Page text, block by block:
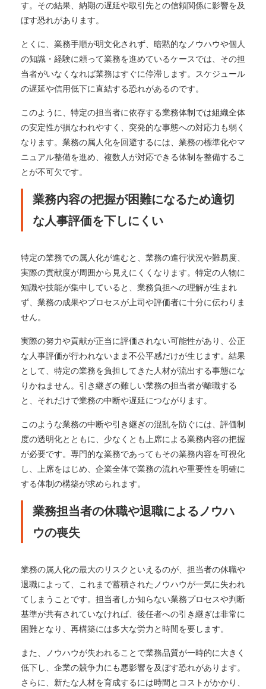
す。その結果、納期の遅延や取引先との信頼関係に影響を及
ぼす恐れがあります。
とくに、業務手順が明文化されず、暗黙的なノウハウや個人
の知識・経験に頼って業務を進めているケースでは、その担
当者がいなくなれば業務はすぐに停滞します。スケジュール
の遅延や信用低下に直結する恐れがあるのです。
このように、特定の担当者に依存する業務体制では組織全体
の安定性が損なわれやすく、突発的な事態への対応力も弱く
なります。業務の属人化を回避するには、業務の標準化やマ
ニュアル整備を進め、複数人が対応できる体制を整備するこ
とが不可欠です。
業務内容の把握が困難になるため適切
な人事評価を下しにくい
特定の業務での属人化が進むと、業務の進行状況や難易度、
実際の貢献度が周囲から見えにくくなります。特定の人物に
知識や技能が集中していると、業務負担への理解が生まれ
ず、業務の成果やプロセスが上司や評価者に十分に伝わりま
せん。
実際の努力や貢献が正当に評価されない可能性があり、公正
な人事評価が行われないまま不公平感だけが生じます。結果
として、特定の業務を負担してきた人材が流出する事態にな
りかねません。引き継ぎの難しい業務の担当者が離職する
と、それだけで業務の中断や遅延につながります。
このような業務の中断や引き継ぎの混乱を防ぐには、評価制
度の透明化とともに、少なくとも上席による業務内容の把握
が必要です。専門的な業務であってもその業務内容を可視化
し、上席をはじめ、企業全体で業務の流れや重要性を明確に
する体制の構築が求められます。
業務担当者の休職や退職によるノウハ
ウの喪失
業務の属人化の最大のリスクといえるのが、担当者の休職や
退職によって、これまで蓄積されたノウハウが一気に失われ
てしまうことです。担当者しか知らない業務プロセスや判断
基準が共有されていなければ、後任者への引き継ぎは非常に
困難となり、再構築には多大な労力と時間を要します。
また、ノウハウが失われることで業務品質が一時的に大きく
低下し、企業の競争力にも悪影響を及ぼす恐れがあります。
さらに、新たな人材を育成するには時間とコストがかかり、